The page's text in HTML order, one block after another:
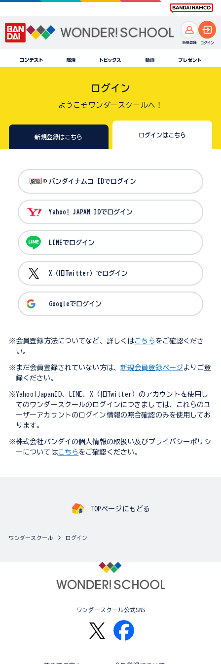
ログイン
ようこそワンダースクールへ！
新規登録はこちら ログインはこちら
バンダイナムコ IDでログイン
Yahoo! JAPAN IDでログイン
LINEでログイン
X（旧Twitter）でログイン
Googleでログイン
※会員登録方法についてなど、詳しくはこちら をご確認くださ
い。
※まだ会員登録されていない方は、 新規会員登録ページ よりご登
録ください。
※Yahoo!JapanID、LINE、X（旧Twitter）のアカウントを使用し
てのワンダースクールのログインにつきましては、これらのユ
ーザーアカウントのログイン情報の照合確認のみを使用してお
ります。
※株式会社バンダイの個人情報の取扱い及びプライバシーポリシ
ーについてはこちら をご確認ください。
TOPページにもどる
ワンダースクール ログイン
ワンダースクール公式SNS